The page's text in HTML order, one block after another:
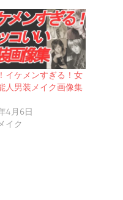
イケメンすぎる！女
人男装メイク画像集
4月6日
イク